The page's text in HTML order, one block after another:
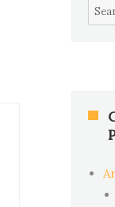
for: